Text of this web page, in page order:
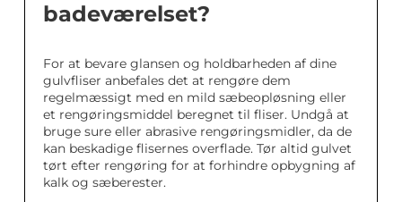
badeværelset?
For at bevare glansen og holdbarheden af dine
gulvfliser anbefales det at rengøre dem
regelmæssigt med en mild sæbeopløsning eller
et rengøringsmiddel beregnet til fliser. Undgå at
bruge sure eller abrasive rengøringsmidler, da de
kan beskadige flisernes overflade. Tør altid gulvet
tørt efter rengøring for at forhindre opbygning af
kalk og sæberester.